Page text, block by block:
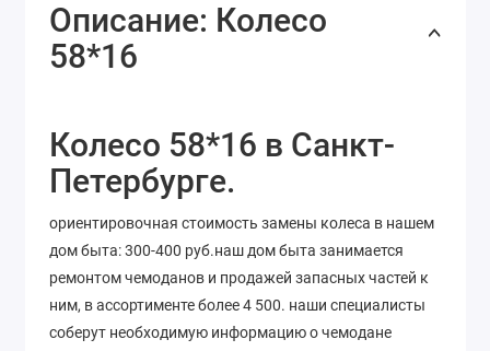
Описание: Колесо
58*16
Колесо 58*16 в Санкт-
Петербурге.
ориентировочная стоимость замены колеса в нашем
дом быта: 300-400 руб.наш дом быта занимается
ремонтом чемоданов и продажей запасных частей к
ним, в ассортименте более 4 500. наши специалисты
соберут необходимую информацию о чемодане